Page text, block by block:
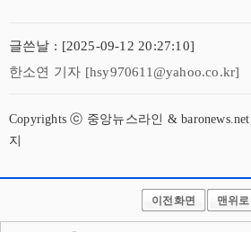
글쓴날 : [2025-09-12 20:27:10]
한소연 기자 [hsy970611@yahoo.co.kr]
Copyrights ⓒ 중앙뉴스라인 &
지
이전화면 맨위로